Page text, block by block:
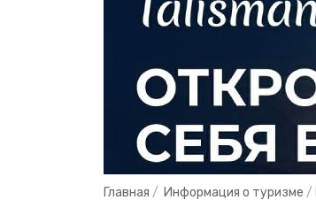
Главная / Информация о туризме /